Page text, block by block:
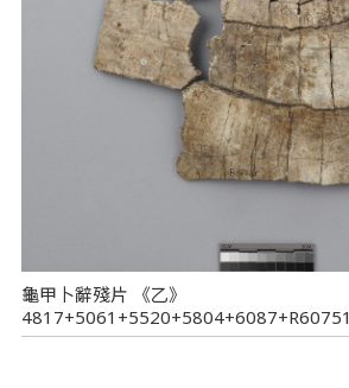
龜甲卜辭殘片 《乙》
4817+5061+5520+5804+6087+R60751